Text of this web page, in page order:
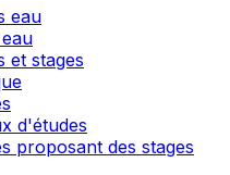
eau
et stages
d'études
proposant des stages